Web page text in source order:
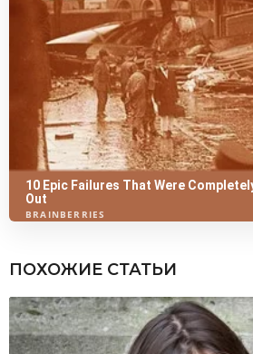
ПОХОЖИЕ СТАТЬИ